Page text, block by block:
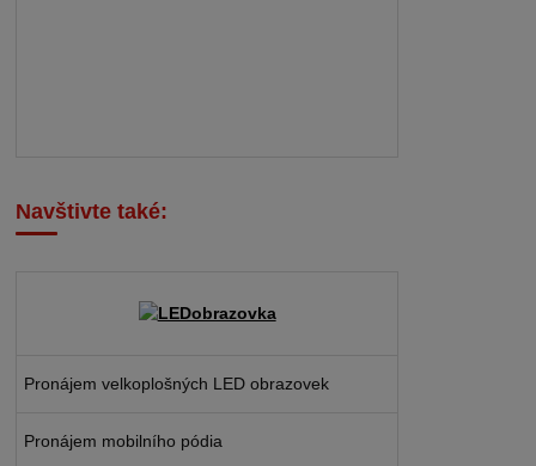
Navštivte také:
Pronájem velkoplošných LED obrazovek
Pronájem mobilního pódia